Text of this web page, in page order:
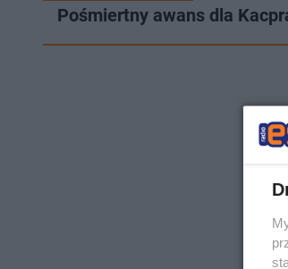
Pośmiertny awans dla